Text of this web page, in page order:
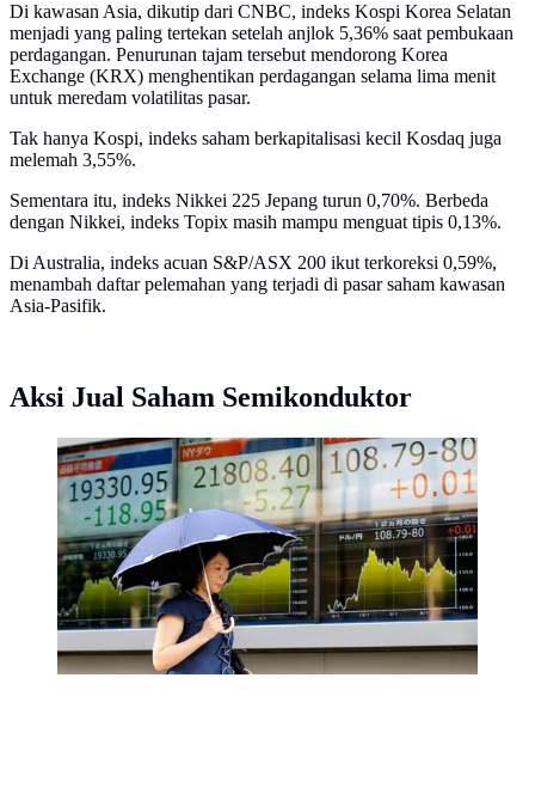
Di kawasan Asia, dikutip dari CNBC, indeks Kospi Korea Selatan
menjadi yang paling tertekan setelah anjlok 5,36% saat pembukaan
perdagangan. Penurunan tajam tersebut mendorong Korea
Exchange (KRX) menghentikan perdagangan selama lima menit
untuk meredam volatilitas pasar.
Tak hanya Kospi, indeks saham berkapitalisasi kecil Kosdaq juga
melemah 3,55%.
Sementara itu, indeks Nikkei 225 Jepang turun 0,70%. Berbeda
dengan Nikkei, indeks Topix masih mampu menguat tipis 0,13%.
Di Australia, indeks acuan S&P/ASX 200 ikut terkoreksi 0,59%,
menambah daftar pelemahan yang terjadi di pasar saham kawasan
Asia-Pasifik.
Aksi Jual Saham Semikonduktor
Seorang wanita berjalan melewati sebuah indikator
saham elektronik sebuah perusahaan sekuritas di Tokyo
(29/8). Akibat peluncuran rudal Korea Utara yang
mendarat di perairan Pasifik saham Asia menglami
penurunan. (AP Photo/Shizuo Kambayashi)